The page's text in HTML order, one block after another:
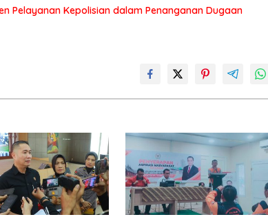
Pelayanan Kepolisian dalam Penanganan Dugaan